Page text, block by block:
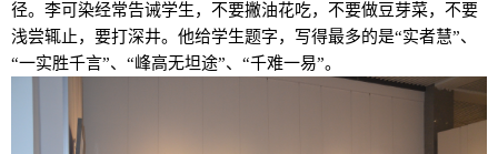
径。李可染经常告诫学生，不要撇油花吃，不要做豆芽菜，不要
浅尝辄止，要打深井。他给学生题字，写得最多的是“实者慧”、
“一实胜千言”、“峰高无坦途”、“千难一易”。